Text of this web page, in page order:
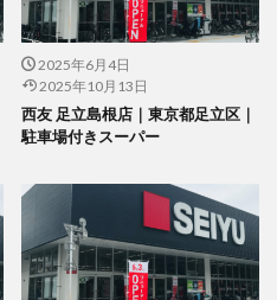
2025年6月4日
2025年10月13日
西友 足立島根店｜東京都足立区｜
駐車場付きスーパー